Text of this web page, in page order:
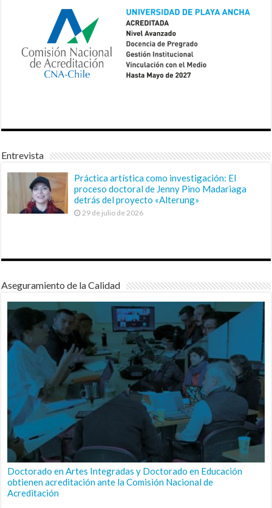
Entrevista
Práctica artística como investigación: El
proceso doctoral de Jenny Pino Madariaga
detrás del proyecto «Alterung»
29 de julio de 2026
Aseguramiento de la Calidad
Doctorado en Artes Integradas y Doctorado en Educación
obtienen acreditación ante la Comisión Nacional de
Acreditación